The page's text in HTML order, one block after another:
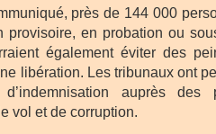
près de 144 000
provisoire, en probation ou
également éviter des
libération. Les tribunaux ont
auprès des
vol et de corruption.